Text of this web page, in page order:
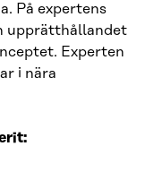
På expertens
upprätthållandet
Experten
i nära